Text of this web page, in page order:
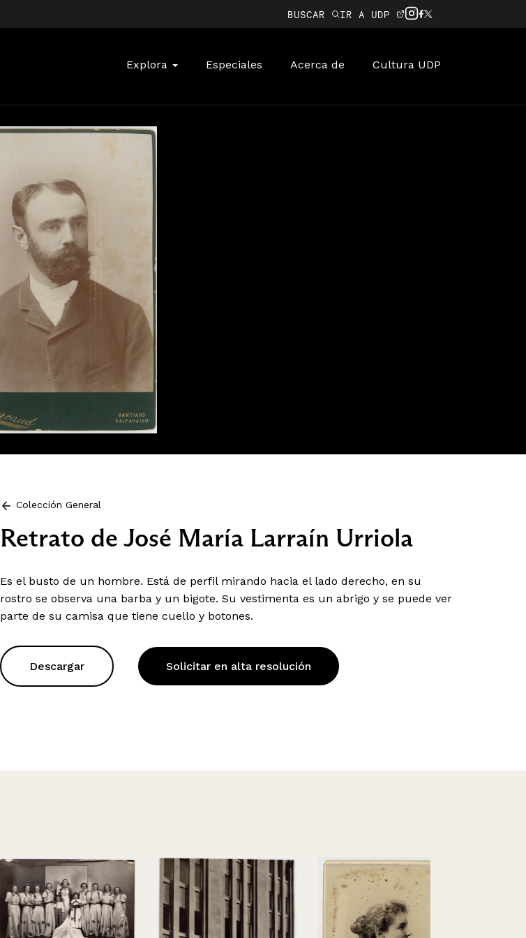
BUSCAR IR A UDP
Explora Especiales Acerca de Cultura UDP
Colección General
Retrato de José María Larraín Urriola
Es el busto de un hombre. Está de perfil mirando hacia el lado derecho, en su
rostro se observa una barba y un bigote. Su vestimenta es un abrigo y se puede ver
parte de su camisa que tiene cuello y botones.
Descargar Solicitar en alta resolución